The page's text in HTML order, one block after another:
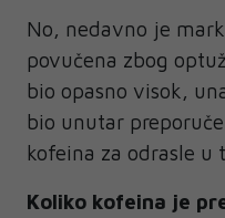
No, nedavno je
povučena zbog
bio opasno visok,
bio unutar
kofeina za odrasle u
Koliko kofeina je